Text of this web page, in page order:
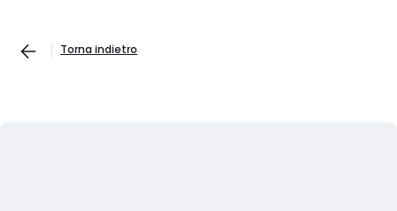
Torna indietro